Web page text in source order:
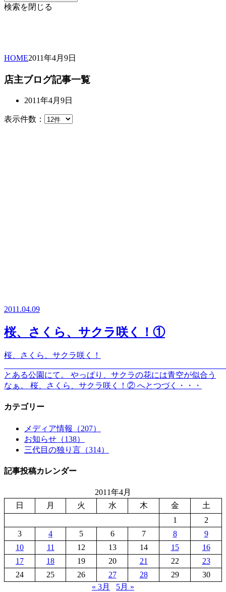
検索を閉じる
HOME2011年4月 9日
店主ブログ記事一覧
2011年4月9日
表示件数：
2011.04.09
桜、さくら、サクラ咲く！①
桜、さくら、サクラ咲く！
とある公園にて。 やっぱり、サクラの花には青空が似合う
なぁ。 桜、さくら、サクラ咲く！② へとつづく・・・
カテゴリー
メディア情報（207）
お知らせ（138）
三代目の独り言（314）
記事投稿カレンダー
2011年4月
日
月 火 水 木 金
土
1
2
3
4 5 6 7 8
9
10
11 12 13 14 15
16
17
18 19 20 21 22
23
24
25 26 27 28 29
30
« 3月
5月 »